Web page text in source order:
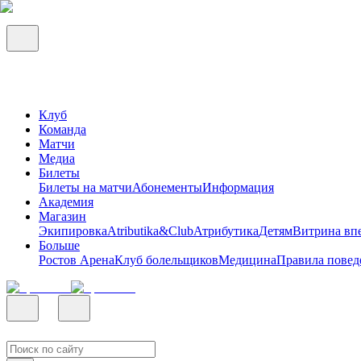
Клуб
Команда
Матчи
Медиа
Билеты
Билеты на матчиАбонементыИнформация
Академия
Магазин
ЭкипировкаAtributika&ClubАтрибутикаДетямВитрина
Больше
Ростов АренаКлуб болельщиковМедицинаПравила